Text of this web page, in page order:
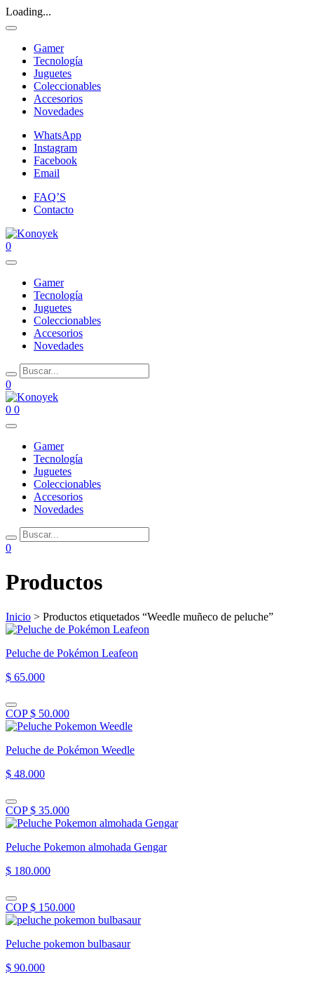
Loading...
Gamer
Tecnología
Juguetes
Coleccionables
Accesorios
Novedades
WhatsApp
Instagram
Facebook
Email
FAQ’S
Contacto
0
Gamer
Tecnología
Juguetes
Coleccionables
Accesorios
Novedades
0
0 0
Gamer
Tecnología
Juguetes
Coleccionables
Accesorios
Novedades
0
Productos
Inicio > Productos etiquetados “Weedle muñeco de peluche”
Peluche de Pokémon Leafeon
$ 65.000
COP $ 50.000
Peluche de Pokémon Weedle
$ 48.000
COP $ 35.000
Peluche Pokemon almohada Gengar
$ 180.000
COP $ 150.000
Peluche pokemon bulbasaur
$ 90.000